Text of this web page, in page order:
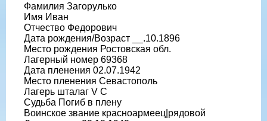
Фамилия Загорулько
Имя Иван
Отчество Федорович
Дата рождения/Возраст __.10.1896
Место рождения Ростовская обл.
Лагерный номер 69368
Дата пленения 02.07.1942
Место пленения Севастополь
Лагерь шталаг V C
Судьба Погиб в плену
Воинское звание красноармеец|рядовой